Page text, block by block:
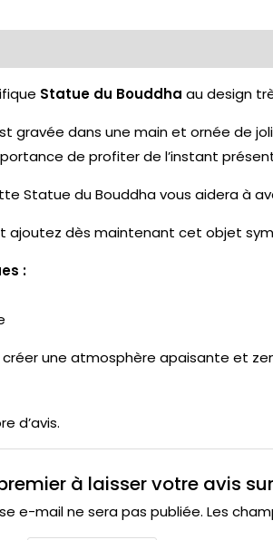
Statue du Bouddha au design
gravée dans une main et ornée de
de profiter de l’instant
Statue du Bouddha vous aidera à
ajoutez dès maintenant cet objet
:
une atmosphère apaisante et
d’avis.
à laisser votre avis
e-mail ne sera pas publiée. Les